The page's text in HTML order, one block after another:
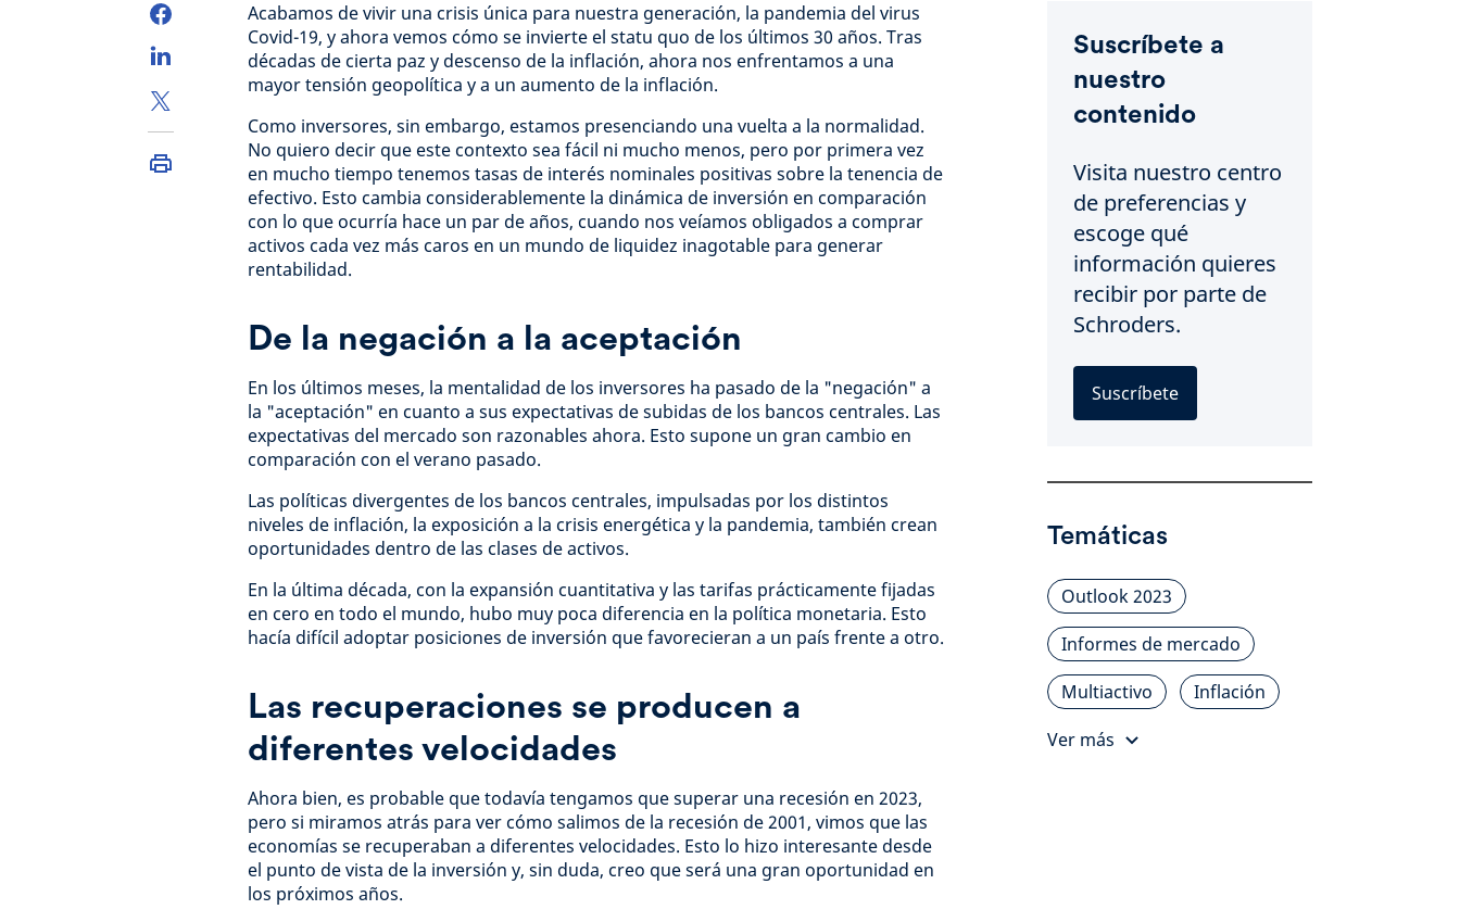
Acabamos de vivir una crisis única para nuestra generación, la pandemia del virus
Covid-19, y ahora vemos cómo se invierte el statu quo de los últimos 30 años. Tras
décadas de cierta paz y descenso de la inflación, ahora nos enfrentamos a una
mayor tensión geopolítica y a un aumento de la inflación.
Como inversores, sin embargo, estamos presenciando una vuelta a la normalidad.
No quiero decir que este contexto sea fácil ni mucho menos, pero por primera vez
en mucho tiempo tenemos tasas de interés nominales positivas sobre la tenencia de
efectivo. Esto cambia considerablemente la dinámica de inversión en comparación
con lo que ocurría hace un par de años, cuando nos veíamos obligados a comprar
activos cada vez más caros en un mundo de liquidez inagotable para generar
rentabilidad.
De la negación a la aceptación
En los últimos meses, la mentalidad de los inversores ha pasado de la "negación" a
la "aceptación" en cuanto a sus expectativas de subidas de los bancos centrales. Las
expectativas del mercado son razonables ahora. Esto supone un gran cambio en
comparación con el verano pasado.
Las políticas divergentes de los bancos centrales, impulsadas por los distintos
niveles de inflación, la exposición a la crisis energética y la pandemia, también crean
oportunidades dentro de las clases de activos.
En la última década, con la expansión cuantitativa y las tarifas prácticamente fijadas
en cero en todo el mundo, hubo muy poca diferencia en la política monetaria. Esto
hacía difícil adoptar posiciones de inversión que favorecieran a un país frente a otro.
Las recuperaciones se producen a
diferentes velocidades
Ahora bien, es probable que todavía tengamos que superar una recesión en 2023,
pero si miramos atrás para ver cómo salimos de la recesión de 2001, vimos que las
economías se recuperaban a diferentes velocidades. Esto lo hizo interesante desde
el punto de vista de la inversión y, sin duda, creo que será una gran oportunidad en
los próximos años.
Suscríbete a
nuestro
contenido
Visita nuestro centro
de preferencias y
escoge qué
información quieres
recibir por parte de
Schroders.
Suscríbete
Temáticas
Outlook 2023
Informes de mercado
Multiactivo
Inflación
Ver más